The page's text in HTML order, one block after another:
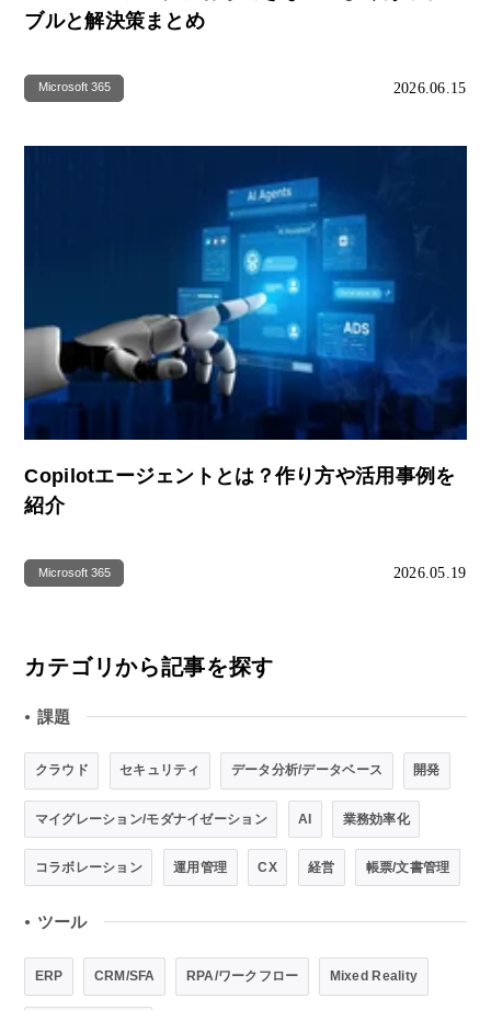
ブルと解決策まとめ
Microsoft 365 2026.06.15
Copilotエージェントとは？作り方や活用事例を
紹介
Microsoft 365 2026.05.19
カテゴリから記事を探す
● 課題
クラウド セキュリティ データ分析/データベース 開発
マイグレーション/モダナイゼーション AI 業務効率化
コラボレーション 運用管理 CX 経営 帳票/文書管理
● ツール
ERP CRM/SFA RPA/ワークフロー Mixed Reality